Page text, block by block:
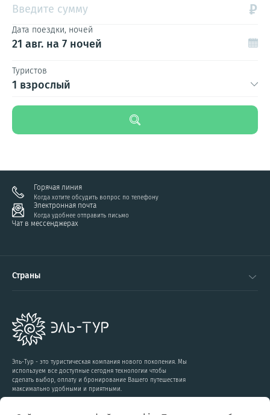
Введите сумму ₽
Дата поездки, ночей
21 авг. на 7 ночей
Туристов
1 взрослый
Горячая линия
Когда хотите обсудить вопрос по телефону
Электронная почта
Когда удобнее отправить письмо
Чат в мессенджерах
Эль-Тур - это туристическая компания нового поколения. Мы
используем все доступные сегодня технологии чтобы
сделать выбор, оплату и бронирование Вашего путешествия
максимально удобными и приятными.
Страны